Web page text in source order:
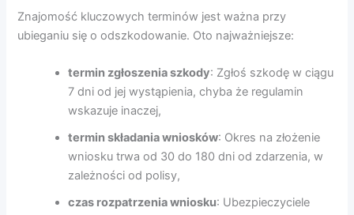
Znajomość kluczowych terminów jest ważna przy
ubieganiu się o odszkodowanie. Oto najważniejsze:
termin zgłoszenia szkody: Zgłoś szkodę w ciągu
7 dni od jej wystąpienia, chyba że regulamin
wskazuje inaczej,
termin składania wniosków: Okres na złożenie
wniosku trwa od 30 do 180 dni od zdarzenia, w
zależności od polisy,
czas rozpatrzenia wniosku: Ubezpieczyciele